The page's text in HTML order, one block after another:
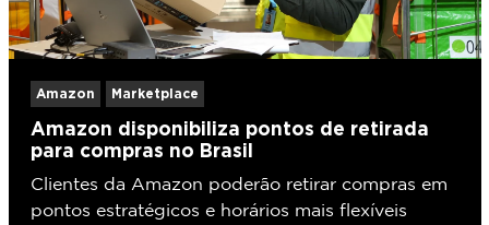
Amazon Marketplace
Amazon disponibiliza pontos de retirada
para compras no Brasil
Clientes da Amazon poderão retirar compras em
pontos estratégicos e horários mais flexíveis